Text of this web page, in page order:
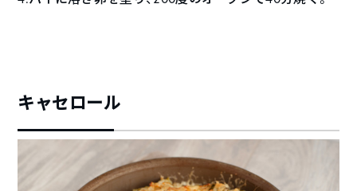
キャセロール